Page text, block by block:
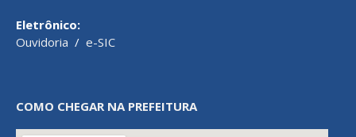
Eletrônico:
Ouvidoria / e-SIC
COMO CHEGAR NA PREFEITURA